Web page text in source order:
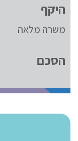
היקף
משרה מלאה
הסכם